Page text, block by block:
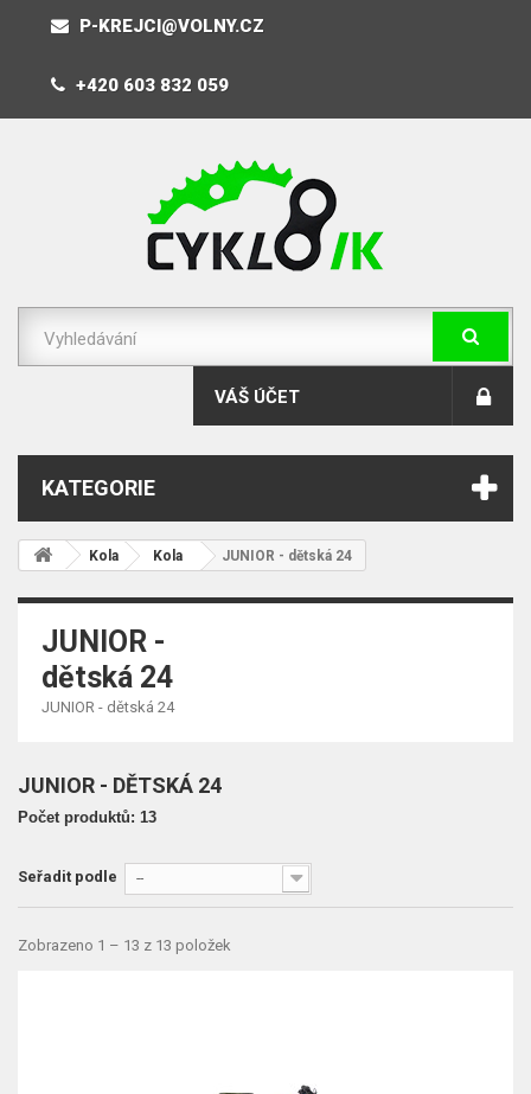
P-KREJCI@VOLNY.CZ
+420 603 832 059
VÁŠ ÚČET
KATEGORIE
Kola Kola JUNIOR - dětská 24
JUNIOR -
dětská 24
JUNIOR - dětská 24
JUNIOR - DĚTSKÁ 24
Počet produktů: 13
Seřadit podle --
Zobrazeno 1 – 13 z 13 položek